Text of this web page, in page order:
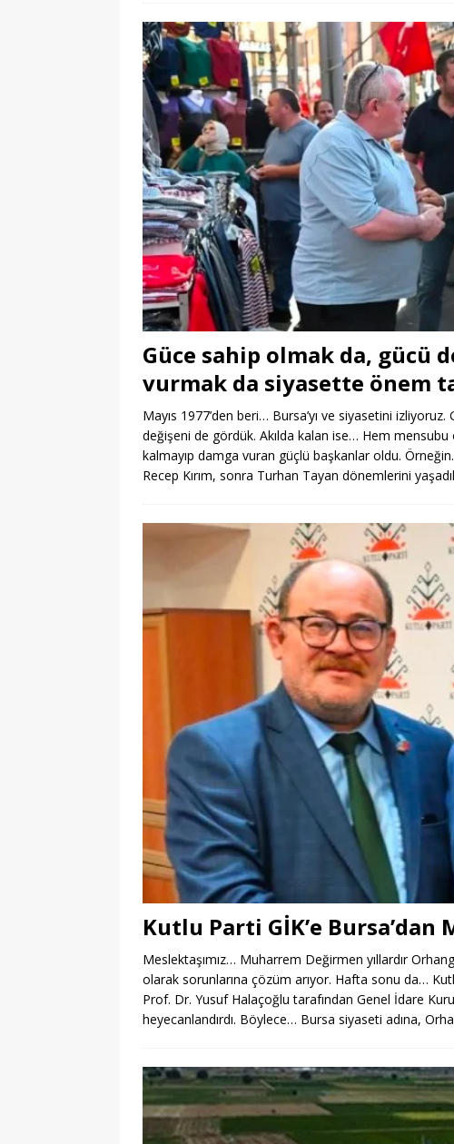
Güce sahip olmak da, gücü
vurmak da siyasette önem
Mayıs 1977’den beri… Bursa’yı ve siyasetini
değişeni de gördük. Akılda kalan ise… Hem
kalmayıp damga vuran güçlü başkanlar oldu.
Recep Kırım, sonra Turhan Tayan dönemlerini
Kutlu Parti GİK’e
Meslektaşımız… Muharrem Değirmen yıllardır
olarak sorunlarına çözüm arıyor. Hafta sonu da…
Prof. Dr. Yusuf Halaçoğlu tarafından Genel İdare
heyecanlandırdı. Böylece… Bursa siyaseti adına,